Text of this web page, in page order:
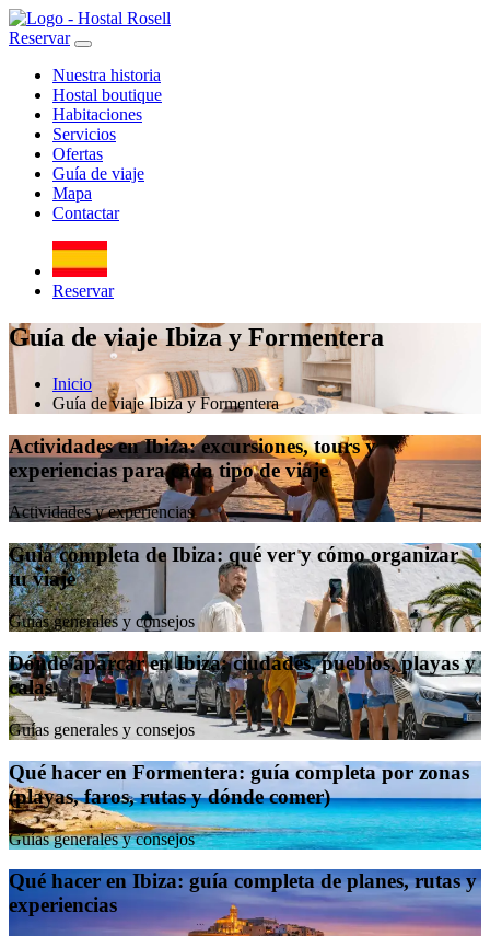
Reservar
Nuestra historia
Hostal boutique
Habitaciones
Servicios
Ofertas
Guía de viaje
Mapa
Contactar
Reservar
Guía de viaje Ibiza y Formentera
Inicio
Guía de viaje Ibiza y Formentera
Actividades en Ibiza: excursiones, tours y
experiencias para cada tipo de viaje
Actividades y experiencias
Guía completa de Ibiza: qué ver y cómo organizar
tu viaje
Guías generales y consejos
Dónde aparcar en Ibiza: ciudades, pueblos, playas y
calas
Guías generales y consejos
Qué hacer en Formentera: guía completa por zonas
(playas, faros, rutas y dónde comer)
Guías generales y consejos
Qué hacer en Ibiza: guía completa de planes, rutas y
experiencias